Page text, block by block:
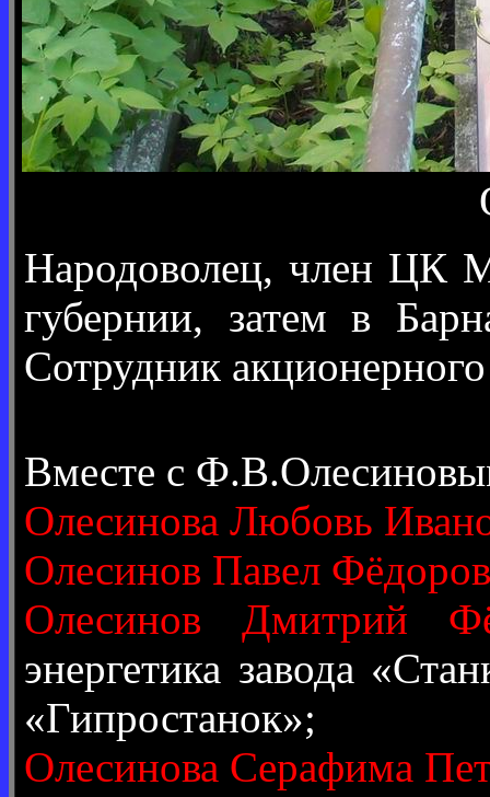
Народоволец, член ЦК
губернии, затем в
Сотрудник
Вместе с
Олесинова Любовь
Олесинов Павел
Олесинов Дмитрий
энергетика завода
«Гипростанок»;
Олесинова Серафима